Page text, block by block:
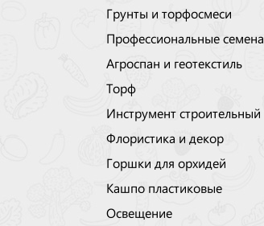
Грунты и торфосмеси
Профессиональные семена
Агроспан и геотекстиль
Торф
Инструмент строительный
Флористика и декор
Горшки для орхидей
Кашпо пластиковые
Освещение